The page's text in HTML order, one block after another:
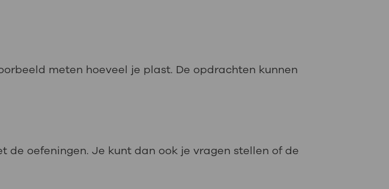
meten hoeveel je plast. De opdrachten kunnen
oefeningen. Je kunt dan ook je vragen stellen of de